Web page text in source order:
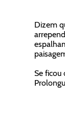
Dizem
Se ficou